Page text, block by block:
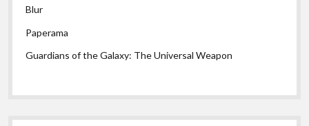
Blur
Paperama
Guardians of the Galaxy: The Universal Weapon